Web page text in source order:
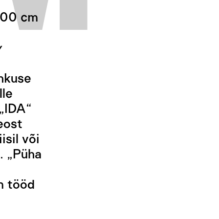
cm
või
„Püha
tööd